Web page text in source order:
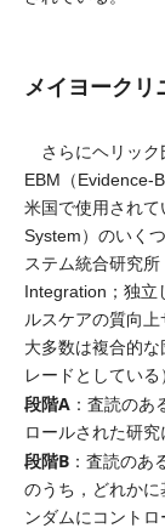
メイヨークリ
さらにヘリック
EBM（Evidence-
米国で使用され
System）のいく
ステム統合研究
Integration；独立
ルスケアの質向
大多数は複合的
レードとしている
段階A ：査読の
ロールされた研
段階B ：査読のあ
のうち，どれか
ンダムにコント